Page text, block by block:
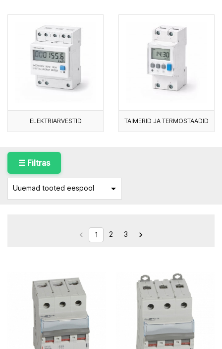
ELEKTRIARVESTID TAIMERID JA TERMOSTAADID
☰ Filtras
Uuemad tooted eespool 
 1 2 3 